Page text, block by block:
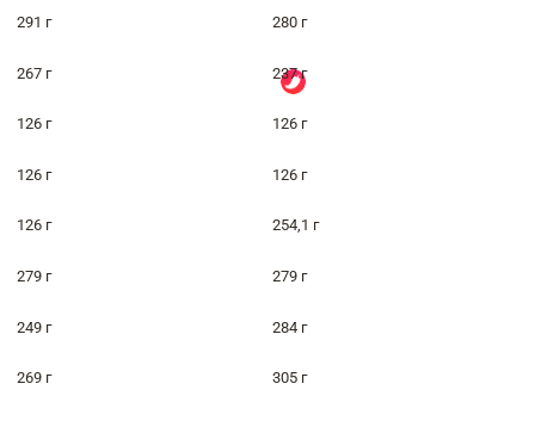
291 г 280 г
267 г 237 г
126 г 126 г
126 г 126 г
126 г 254,1 г
279 г 279 г
249 г 284 г
269 г 305 г